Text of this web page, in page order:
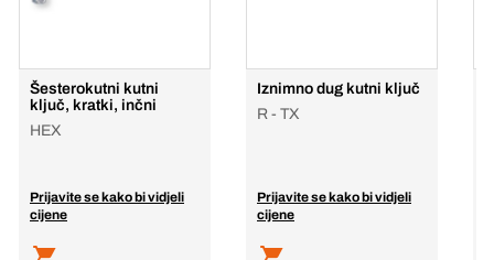
Šesterokutni kutni
ključ, kratki, inčni
HEX
Prijavite se kako bi vidjeli
cijene
Iznimno dug kutni ključ
R - TX
Prijavite se kako bi vidjeli
cijene